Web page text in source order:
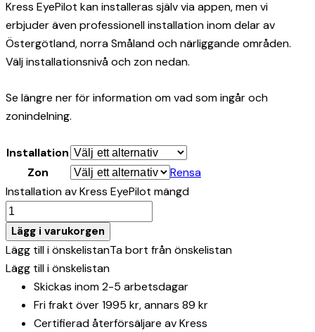
Kress EyePilot kan installeras själv via appen, men vi
erbjuder även professionell installation inom delar av
Östergötland, norra Småland och närliggande områden.
Välj installationsnivå och zon nedan.
Se längre ner för information om vad som ingår och
zonindelning.
Installation
Zon
Rensa
Installation av Kress EyePilot mängd
Lägg i varukorgen
Lägg till i önskelistanTa bort från önskelistan
Lägg till i önskelistan
Skickas inom 2-5 arbetsdagar
Fri frakt över 1995 kr, annars 89 kr
Certifierad återförsäljare av Kress